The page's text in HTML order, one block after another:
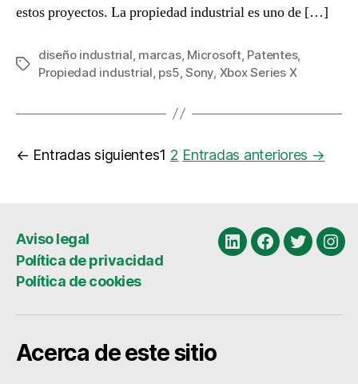
estos proyectos. La propiedad industrial es uno de […]
Etiquetas
diseño industrial, marcas, Microsoft, Patentes,
Propiedad industrial, ps5,Sony, Xbox Series X
Paginación
entradas
← Entradassiguientes1 2 Entradas anteriores →
Aviso legal
Política de privacidad
Política de cookies
LinkedinFacebook
Twitter
Acerca de este sitio